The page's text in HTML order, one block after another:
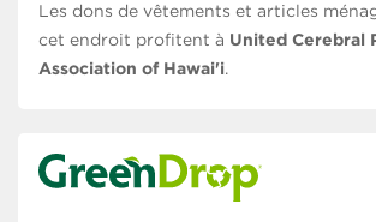
Les dons de vêtements et articles
cet endroit profitent à United Cerebral
Association of Hawai'i.